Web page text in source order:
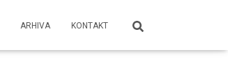
ARHIVA KONTAKT